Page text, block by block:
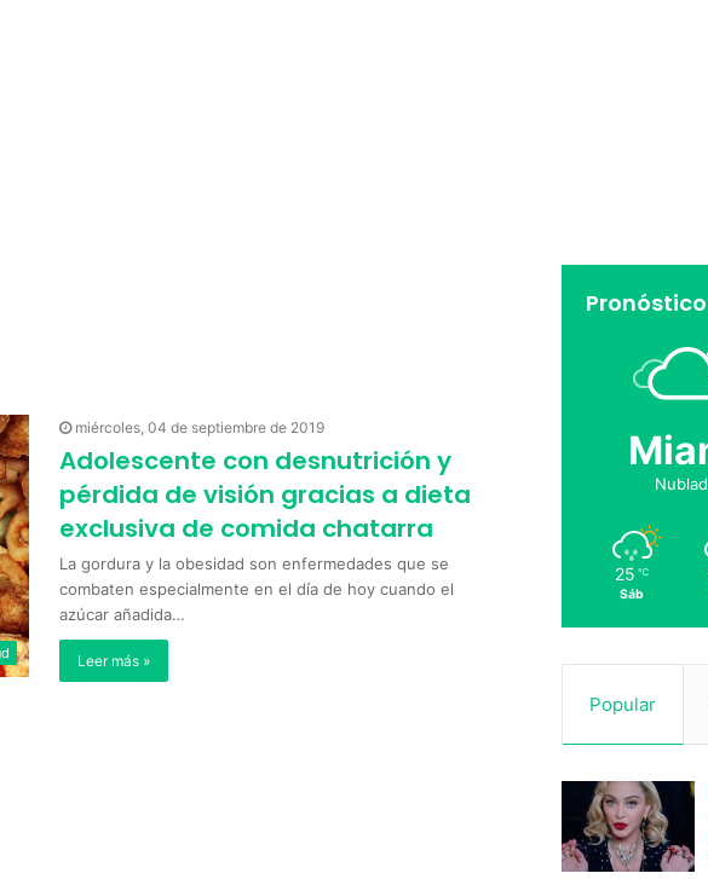
miércoles, 04 de septiembre de 2019
Adolescente con desnutrición y
pérdida de visión gracias a dieta
exclusiva de comida chatarra
La gordura y la obesidad son enfermedades que se
combaten especialmente en el día de hoy cuando el
azúcar añadida…
Leer más »
25 ℃
Sáb
Popular